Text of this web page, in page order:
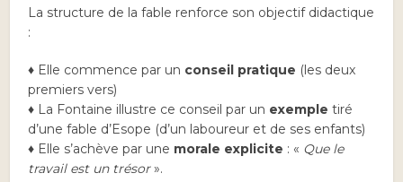
La structure de la fable renforce son objectif didactique
:
♦ Elle commence par un conseil pratique (les deux
premiers vers)
♦ La Fontaine illustre ce conseil par un exemple tiré
d’une fable d’Esope (d’un laboureur et de ses enfants)
♦ Elle s’achève par une morale explicite : « Que le
travail est un trésor».